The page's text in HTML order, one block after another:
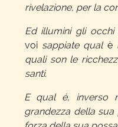
rivelazione, per la
Ed illumini gli occhi
voi sappiate qual è
quali son le
santi.
E qual é, inverso
grandezza della